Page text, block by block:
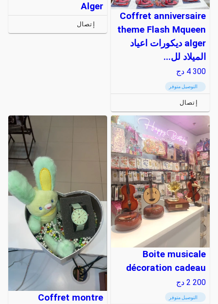
Coffret anniversaire
theme Flash Mqueen
alger ديكورات اعياد
الميلاد لل...
4 300 دج
التوصيل متوفر
إتصال
Alger
إتصال
Boite musicale
décoration cadeau
2 200 دج
التوصيل متوفر
Coffret montre